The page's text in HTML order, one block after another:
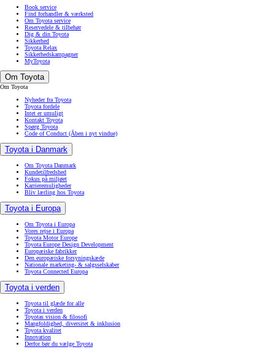
Book service
Find forhandler & værksted
Om Toyota service
Reservedele & tilbehør
Dig & din Toyota
Sikkerhed
Toyota Relax
Sikkerhedskampagner
MyToyota
Om Toyota
Om Toyota
Nyheder fra Toyota
Toyota fordele
Intet er umuligt
Kontakt Toyota
Spørg Toyota
Code of Conduct (Åben i nyt vindue)
Toyota i Danmark
Om Toyota Danmark
Kundetilfredshed
Fokus på miljøet
Karrieremuligheder
Bliv lærling hos Toyota
Toyota i Europa
Om Toyota i Europa
Vores rejse i Europa
Toyota Motor Europe
Toyota Europe Design Development
Europæiske fabrikker
Den europæiske forsyningskæde
Nationale marketing- & salgsselskaber
Toyota Connected Europa
Toyota i verden
Toyota til glæde for alle
Toyota i verden
Toyotas vision & filosofi
Mangfoldighed, diversitet & inklusion
Toyota kvalitet
Innovation
Derfor bør du vælge Toyota